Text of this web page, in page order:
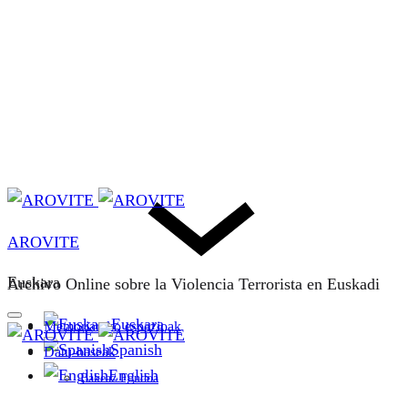
Euskara
Euskara
Spanish
English
AROVITE
Archivo Online sobre la Violencia Terrorista en Euskadi
Memoriarako espazioak
Datu-baseak
Bakeaz Fondoa